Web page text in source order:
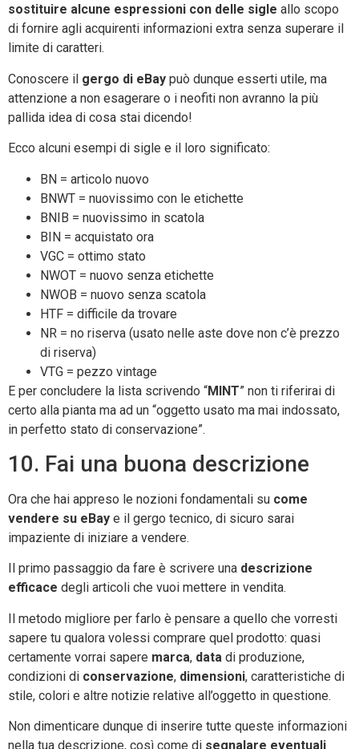
sostituire alcune espressioni con delle sigle allo scopo
di fornire agli acquirenti informazioni extra senza superare il
limite di caratteri.
Conoscere il gergo di eBay può dunque esserti utile, ma
attenzione a non esagerare o i neofiti non avranno la più
pallida idea di cosa stai dicendo!
Ecco alcuni esempi di sigle e il loro significato:
BN = articolo nuovo
BNWT = nuovissimo con le etichette
BNIB = nuovissimo in scatola
BIN = acquistato ora
VGC = ottimo stato
NWOT = nuovo senza etichette
NWOB = nuovo senza scatola
HTF = difficile da trovare
NR = no riserva (usato nelle aste dove non c’è prezzo
di riserva)
VTG = pezzo vintage
E per concludere la lista scrivendo “MINT” non ti riferirai di
certo alla pianta ma ad un “oggetto usato ma mai indossato,
in perfetto stato di conservazione”.
10. Fai una buona descrizione
Ora che hai appreso le nozioni fondamentali su come
vendere su eBay e il gergo tecnico, di sicuro sarai
impaziente di iniziare a vendere.
Il primo passaggio da fare è scrivere una descrizione
efficace degli articoli che vuoi mettere in vendita.
Il metodo migliore per farlo è pensare a quello che vorresti
sapere tu qualora volessi comprare quel prodotto: quasi
certamente vorrai sapere marca, data di produzione,
condizioni di conservazione, dimensioni, caratteristiche di
stile, colori e altre notizie relative all’oggetto in questione.
Non dimenticare dunque di inserire tutte queste informazioni
nella tua descrizione, così come di segnalare eventuali